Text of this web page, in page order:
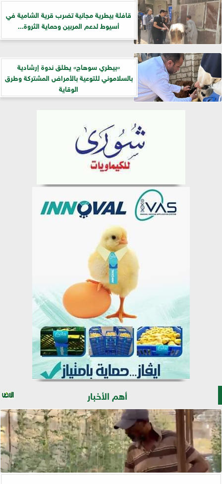
قافلة بيطرية مجانية تضرب قرية الشامية في
أسيوط لدعم المربين وحماية الثروة...
«بيطري سوهاج» يطلق ندوة إرشادية
بالسلاموني للتوعية بالأمراض المشتركة وطرق
الوقاية
أهم الأخبار